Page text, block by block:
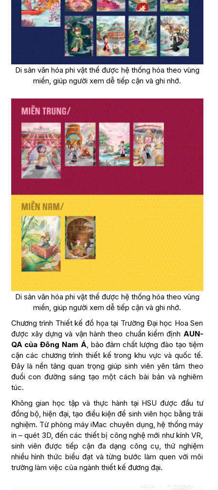
Di sản văn hóa phi vật thể được hệ thống hóa theo vùng
miền, giúp người xem dễ tiếp cận và ghi nhớ.
Di sản văn hóa phi vật thể được hệ thống hóa theo vùng
miền, giúp người xem dễ tiếp cận và ghi nhớ.
Chương trình Thiết kế đồ họa tại Trường Đại học Hoa Sen
được xây dựng và vận hành theo chuẩn kiểm định AUN-
QA của Đông Nam Á, bảo đảm chất lượng đào tạo tiệm
cận các chương trình thiết kế trong khu vực và quốc tế.
Đây là nền tảng quan trọng giúp sinh viên yên tâm theo
đuổi con đường sáng tạo một cách bài bản và nghiêm
túc.
Không gian học tập và thực hành tại HSU được đầu tư
đồng bộ, hiện đại, tạo điều kiện để sinh viên học bằng trải
nghiệm. Từ phòng máy iMac chuyên dụng, hệ thống máy
in – quét 3D, đến các thiết bị công nghệ mới như kính VR,
sinh viên được tiếp cận đa dạng công cụ, thử nghiệm
nhiều hình thức biểu đạt và từng bước làm quen với môi
trường làm việc của ngành thiết kế đương đại.